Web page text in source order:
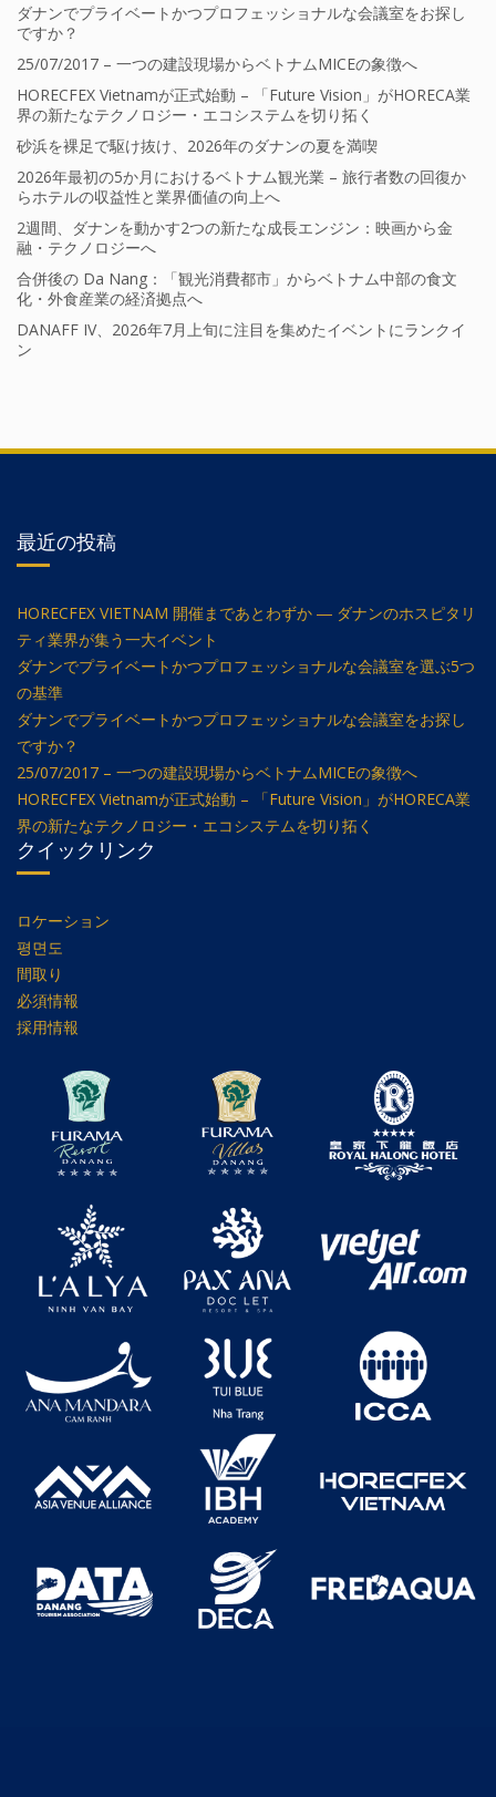
ダナンでプライベートかつプロフェッショナルな会議室をお探し
ですか？
25/07/2017 – 一つの建設現場からベトナムMICEの象徴へ
HORECFEX Vietnamが正式始動 – 「Future Vision」がHORECA業
界の新たなテクノロジー・エコシステムを切り拓く
砂浜を裸足で駆け抜け、2026年のダナンの夏を満喫
2026年最初の5か月におけるベトナム観光業 – 旅行者数の回復か
らホテルの収益性と業界価値の向上へ
2週間、ダナンを動かす2つの新たな成長エンジン：映画から金
融・テクノロジーへ
合併後の Da Nang：「観光消費都市」からベトナム中部の食文
化・外食産業の経済拠点へ
DANAFF IV、2026年7月上旬に注目を集めたイベントにランクイ
ン
最近の投稿
HORECFEX VIETNAM 開催まであとわずか ― ダナンのホスピタリ
ティ業界が集う一大イベント
ダナンでプライベートかつプロフェッショナルな会議室を選ぶ5つ
の基準
ダナンでプライベートかつプロフェッショナルな会議室をお探し
ですか？
25/07/2017 – 一つの建設現場からベトナムMICEの象徴へ
HORECFEX Vietnamが正式始動 – 「Future Vision」がHORECA業
界の新たなテクノロジー・エコシステムを切り拓く
クイックリンク
ロケーション
평면도
間取り
必須情報
採用情報